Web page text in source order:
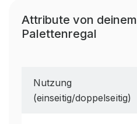
Attribute von deinem
Palettenregal
Nutzung
(einseitig/doppelseitig)